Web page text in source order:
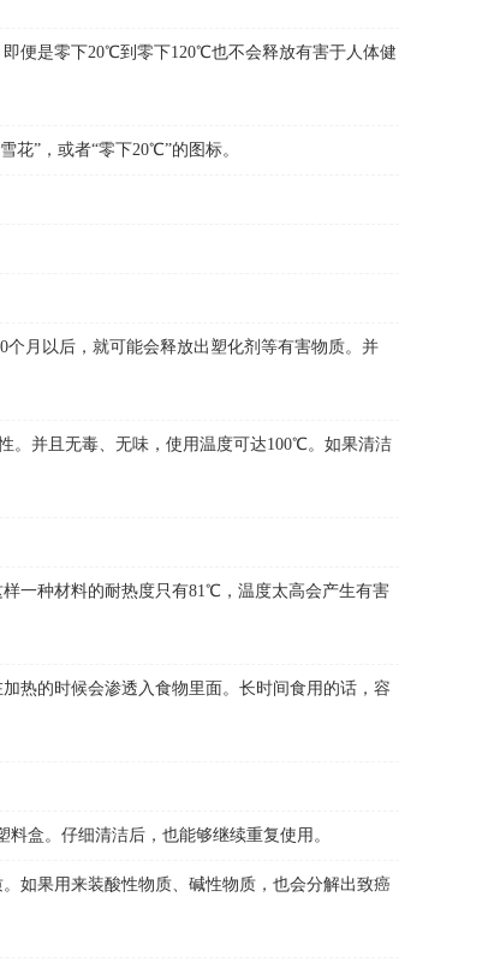
便是零下20℃到零下120℃也不会释放有害于人体健
”，或者“零下20℃”的图标。
月以后，就可能会释放出塑化剂等有害物质。并
并且无毒、无味，使用温度可达100℃。如果清洁
一种材料的耐热度只有81℃，温度太高会产生有害
热的时候会渗透入食物里面。长时间食用的话，容
盒。仔细清洁后，也能够继续重复使用。
如果用来装酸性物质、碱性物质，也会分解出致癌